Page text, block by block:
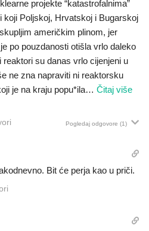
projekte “katastrofalnima”
koji Poljskoj, Hrvatskoj i Bugarskoj
američkim plinom, jer
po pouzdanosti otišla vrlo daleko
su danas vrlo cijenjeni u
ne zna napraviti ni reaktorsku
je na kraju popu*ila… Čitaj više
Pogledaj odgovore (1)
Bit će perja kao u priči.